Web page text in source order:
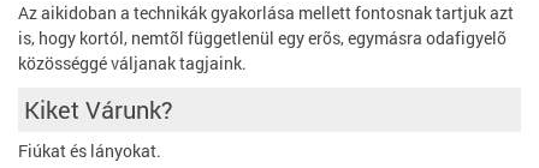
Az aikidoban a technikák gyakorlása mellett fontosnak tartjuk azt
is, hogy kortól, nemtõl függetlenül egy erõs, egymásra odafigyelõ
közösséggé váljanak tagjaink.
Kiket Várunk?
Fiúkat és lányokat.